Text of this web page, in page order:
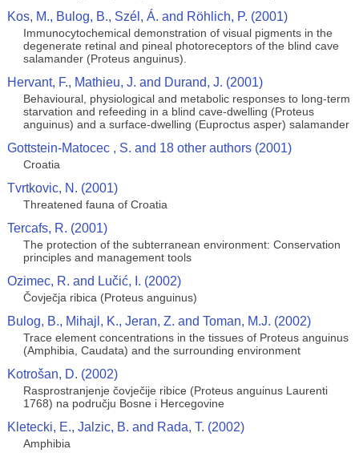
Kos, M., Bulog, B., Szél, Á. and Röhlich, P. (2001)
Immunocytochemical demonstration of visual pigments in the
degenerate retinal and pineal photoreceptors of the blind cave
salamander (Proteus anguinus).
Hervant, F., Mathieu, J. and Durand, J. (2001)
Behavioural, physiological and metabolic responses to long-term
starvation and refeeding in a blind cave-dwelling (Proteus
anguinus) and a surface-dwelling (Euproctus asper) salamander
Gottstein-Matocec , S. and 18 other authors (2001)
Croatia
Tvrtkovic, N. (2001)
Threatened fauna of Croatia
Tercafs, R. (2001)
The protection of the subterranean environment: Conservation
principles and management tools
Ozimec, R. and Lučić, I. (2002)
Čovječja ribica (Proteus anguinus)
Bulog, B., Mihajl, K., Jeran, Z. and Toman, M.J. (2002)
Trace element concentrations in the tissues of Proteus anguinus
(Amphibia, Caudata) and the surrounding environment
Kotrošan, D. (2002)
Rasprostranjenje čovječije ribice (Proteus anguinus Laurenti
1768) na području Bosne i Hercegovine
Kletecki, E., Jalzic, B. and Rada, T. (2002)
Amphibia